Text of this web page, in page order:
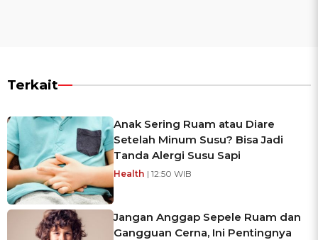
Terkait
Anak Sering Ruam atau Diare
Setelah Minum Susu? Bisa Jadi
Tanda Alergi Susu Sapi
Health | 12:50 WIB
Jangan Anggap Sepele Ruam dan
Gangguan Cerna, Ini Pentingnya